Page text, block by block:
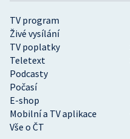
TV program
Živé vysílání
TV poplatky
Teletext
Podcasty
Počasí
E-shop
Mobilní a TV aplikace
Vše o ČT